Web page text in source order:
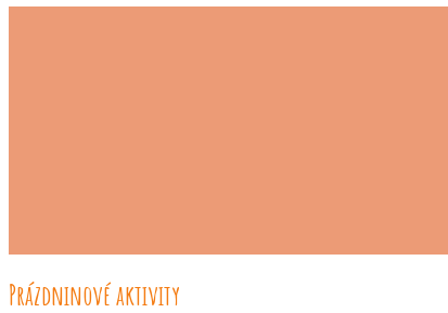
Prázdninové aktivity